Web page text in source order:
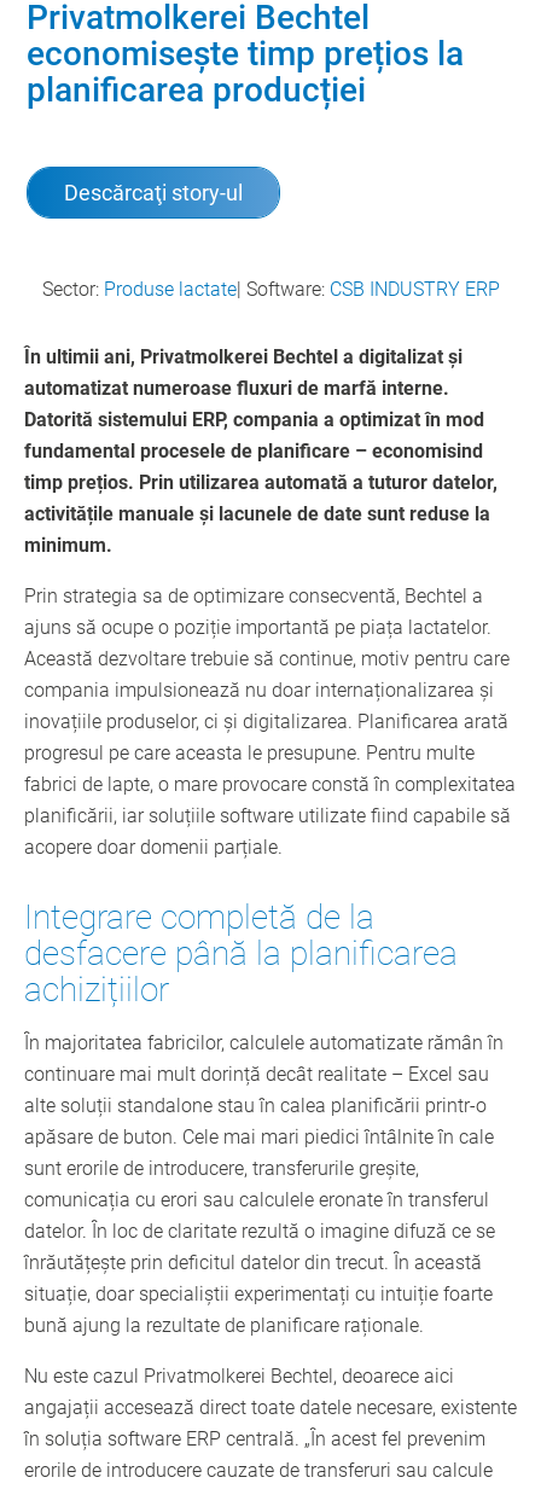
Privatmolkerei Bechtel
economisește timp prețios la
planificarea producției
Descărcaţi story-ul
Sector: Produse lactate| Software: CSB INDUSTRY ERP
În ultimii ani, Privatmolkerei Bechtel a digitalizat și
automatizat numeroase fluxuri de marfă interne.
Datorită sistemului ERP, compania a optimizat în mod
fundamental procesele de planificare – economisind
timp prețios. Prin utilizarea automată a tuturor datelor,
activitățile manuale și lacunele de date sunt reduse la
minimum.
Prin strategia sa de optimizare consecventă, Bechtel a
ajuns să ocupe o poziție importantă pe piața lactatelor.
Această dezvoltare trebuie să continue, motiv pentru care
compania impulsionează nu doar internaționalizarea și
inovațiile produselor, ci și digitalizarea. Planificarea arată
progresul pe care aceasta le presupune. Pentru multe
fabrici de lapte, o mare provocare constă în complexitatea
planificării, iar soluțiile software utilizate fiind capabile să
acopere doar domenii parțiale.
Integrare completă de la
desfacere până la planificarea
achizițiilor
În majoritatea fabricilor, calculele automatizate rămân în
continuare mai mult dorință decât realitate – Excel sau
alte soluții standalone stau în calea planificării printr-o
apăsare de buton. Cele mai mari piedici întâlnite în cale
sunt erorile de introducere, transferurile greșite,
comunicația cu erori sau calculele eronate în transferul
datelor. În loc de claritate rezultă o imagine difuză ce se
înrăutățește prin deficitul datelor din trecut. În această
situație, doar specialiștii experimentați cu intuiție foarte
bună ajung la rezultate de planificare raționale.
Nu este cazul Privatmolkerei Bechtel, deoarece aici
angajații accesează direct toate datele necesare, existente
în soluția software ERP centrală. „În acest fel prevenim
erorile de introducere cauzate de transferuri sau calcule